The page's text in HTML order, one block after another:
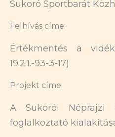
Sukoró Sportbarát
Felhívás címe:
Értékmentés a
19.2.1.-93-3-17)
Projekt címe:
A Sukorói Néprajzi
foglalkoztató